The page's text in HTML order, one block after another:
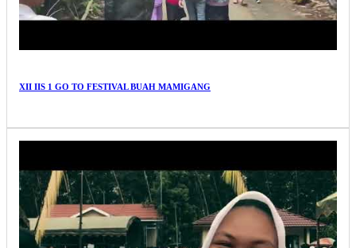
XII IIS 1 GO TO FESTIVAL BUAH MAMIGANG